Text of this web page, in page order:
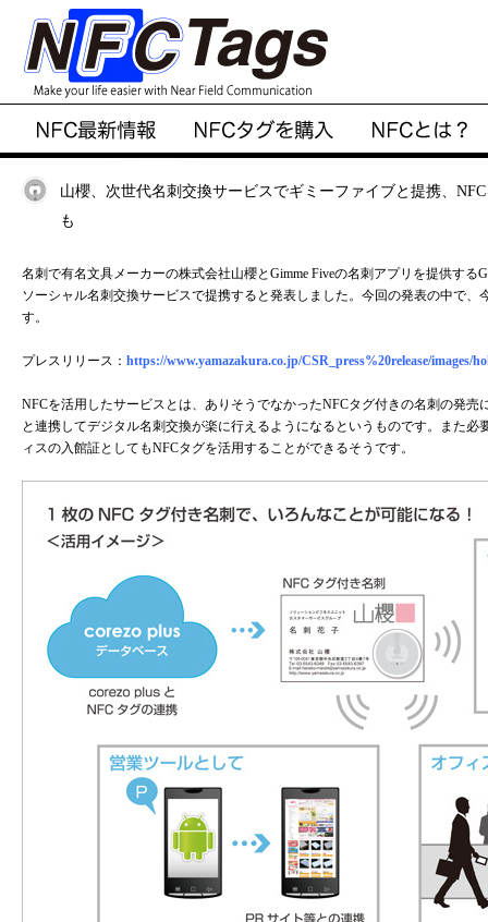
山櫻、次世代名刺交換サービスでギミーファイブと提携、
も
名刺で有名文具メーカーの株式会社山櫻とGimme Fiveの名刺アプリを提供する
ソーシャル名刺交換サービスで提携すると発表しました。今回の発表の中で
す。
プレスリリース： https://www.yamazakura.co.jp/CSR_press%20release/images/
NFCを活用したサービスとは、ありそうでなかったNFCタグ付きの名刺の発売
と連携してデジタル名刺交換が楽に行えるようになるというものです。また
ィスの入館証としてもNFCタグを活用することができるそうです。